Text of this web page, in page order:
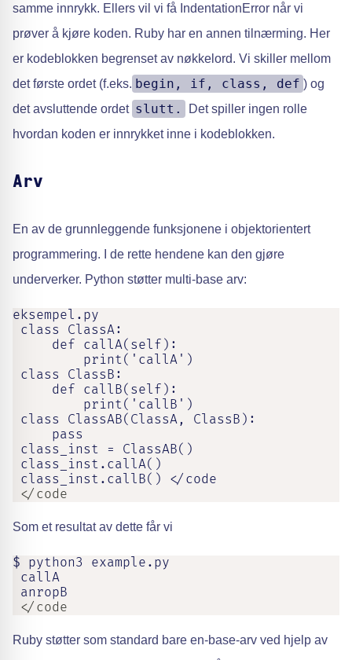
samme innrykk. Ellers vil vi få IndentationError når vi
prøver å kjøre koden. Ruby har en annen tilnærming. Her
er kodeblokken begrenset av nøkkelord. Vi skiller mellom
det første ordet (f.eks. begin, if, class, def ) og
det avsluttende ordet slutt.
Det spiller ingen rolle
hvordan koden er innrykket inne i kodeblokken.
Arv
En av de grunnleggende funksjonene i objektorientert
programmering. I de rette hendene kan den gjøre
underverker. Python støtter multi-base arv:
eksempel.py
class ClassA:
     def callA(self):
         print('callA')
class ClassB:
     def callB(self):
         print('callB')
class ClassAB(ClassA, ClassB):
     pass
class_inst = ClassAB()
class_inst.callA()
class_inst.callB() </code
</code
Som et resultat av dette får vi
$ python3 example.py
callA
anropB
</code
Ruby støtter som standard bare en-base-arv ved hjelp av